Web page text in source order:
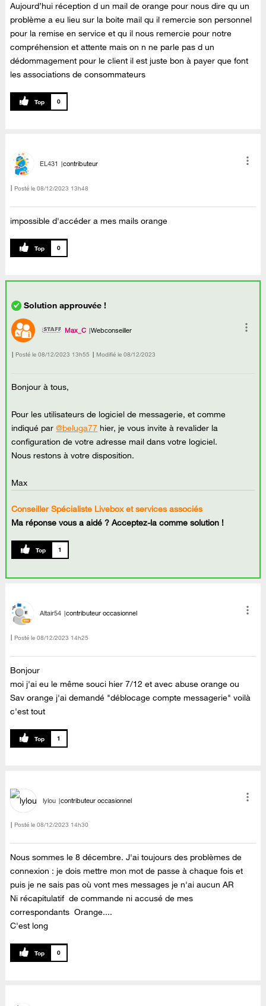
Aujourd’hui réception d un mail de orange pour nous dire qu un
problème a eu lieu sur la boite mail qu il remercie son personnel
pour la remise en service et qu il nous remercie pour notre
compréhension et attente mais on n ne parle pas d un
dédommagement pour le client il est juste bon à payer que font
les associations de consommateurs
0
EL431 contributeur
Posté le ‎08/12/2023 13h48
impossible d'accéder a mes mails orange
0
Max_C Webconseiller
Posté le ‎08/12/2023 13h55 Modifié le 08/12/2023
Bonjour à tous,
Pour les utilisateurs de logiciel de messagerie, et comme
indiqué par@beluga77 hier, je vous invite à revalider la
configuration de votre adresse mail dans votre logiciel.
Nous restons à votre disposition.
Max
Conseiller Spécialiste Livebox et services associés
Ma réponse vous a aidé ? Acceptez-la comme solution !
1
Altair54 contributeur occasionnel
Posté le ‎08/12/2023 14h25
Bonjour
moi j'ai eu le même souci hier 7/12 et avec abuse orange ou
Sav orange j'ai demandé "déblocage compte messagerie" voilà
c'est tout
1
lylou contributeur occasionnel
Posté le ‎08/12/2023 14h30
Nous sommes le 8 décembre. J'ai toujours des problèmes de
connexion : je dois mettre mon mot de passe à chaque fois et
puis je ne sais pas où vont mes messages je n'ai aucun AR
Ni récapitulatif de commande ni accusé de mes
correspondants Orange....
C'est long
0